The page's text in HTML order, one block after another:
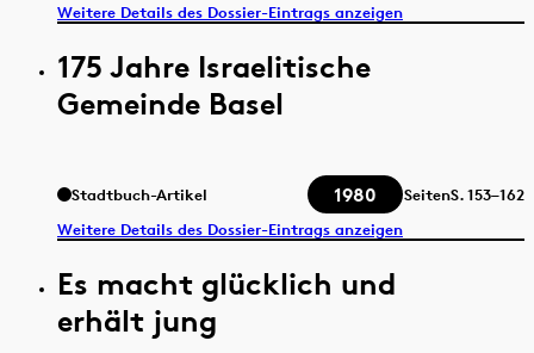
Weitere Details des Dossier-Eintrags anzeigen
175 Jahre Israelitische
Gemeinde Basel
Stadtbuch-Artikel 1980 SeitenS.153–162
Weitere Details des Dossier-Eintrags anzeigen
Es macht glücklich und
erhält jung